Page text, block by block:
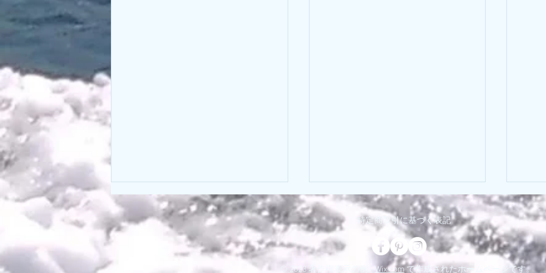
電話番号変更のお知らせ。
現在ご予約時にお電話を頂いてお
ります電話番号が6月末にて変更
となります。 現在SOUTHの電話
最新釣果はこちら👇
ブログの不具合により釣果写真の
投稿が出来ない状況となっており
ます😭 お手数ですが、以下のサ
4月
特定商取引に基づく表記
© 2023 著作権表示の例 - Wix.comで作成されたホームページです。